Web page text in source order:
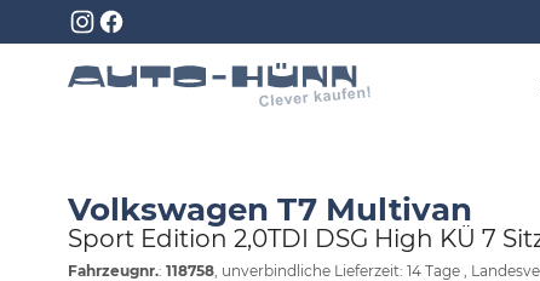
Volkswagen T7 Multivan
Sport Edition 2,0TDI DSG High KÜ 7
Fahrzeugnr.: 118758 , unverbindliche Lieferzeit: 14 Tage ,